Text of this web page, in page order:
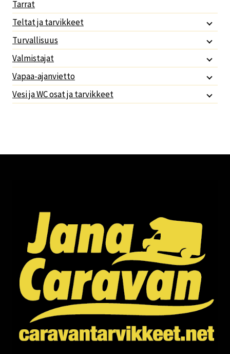
Tarrat
Teltat ja tarvikkeet
Turvallisuus
Valmistajat
Vapaa-ajanvietto
Vesi ja WC osat ja tarvikkeet